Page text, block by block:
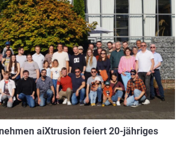
aiXtrusion feiert 20-jähriges